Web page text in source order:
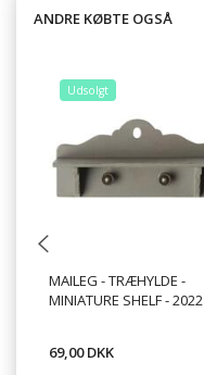
ANDRE KØBTE OGSÅ
Udsolgt
MAILEG - TRÆHYLDE -
MINIATURE SHELF - 2022
69,00 DKK